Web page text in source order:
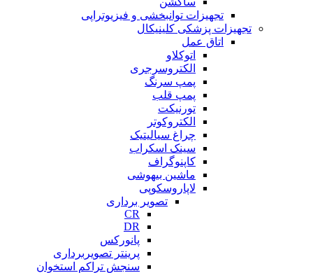
تجهیزات توانبخشی و فیزیوتراپی
تجهیزات پزشکی کلینیکال
اتاق عمل
اتوکلاو
الکتروسرجری
پمپ سرنگ
پمپ قلب
تورنیکت
الکتروکوتر
چراغ سیالیتیک
سینک اسکراب
کاپنوگراف
ماشین بیهوشی
لاپاروسکوپی
تصویر برداری
CR
DR
پانورکس
پرینتر تصویربرداری
سنجش تراکم استخوان